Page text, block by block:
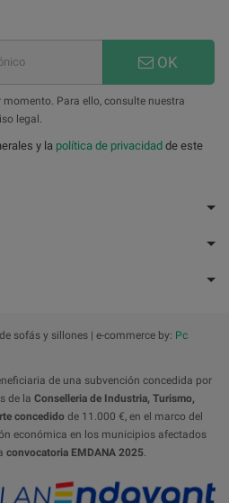
OK
Para ello, consulte nuestra
legal.
y la política de privacidad de este
sofás y sillones | e-commerce by: Pc
de una subvención concedida por
de la Conselleria de Industria, Turismo,
concedido de 11.000 €, en el marco del
económica en los municipios afectados
convocatoria EMDANA 2025